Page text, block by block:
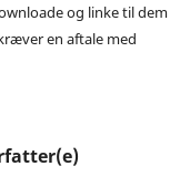
og linke til dem
en aftale med